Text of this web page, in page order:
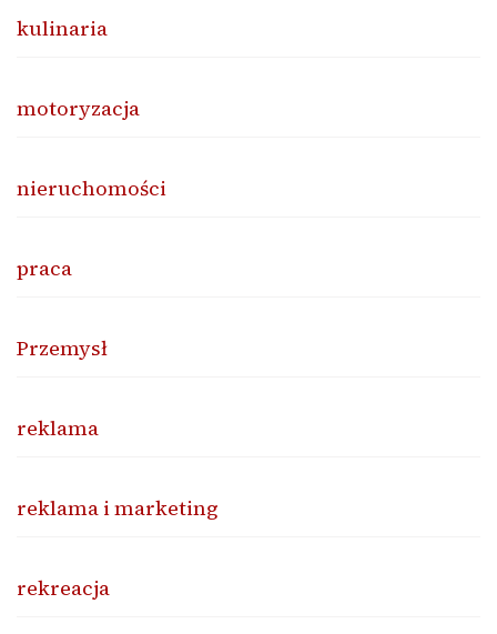
kulinaria
motoryzacja
nieruchomości
praca
Przemysł
reklama
reklama i marketing
rekreacja